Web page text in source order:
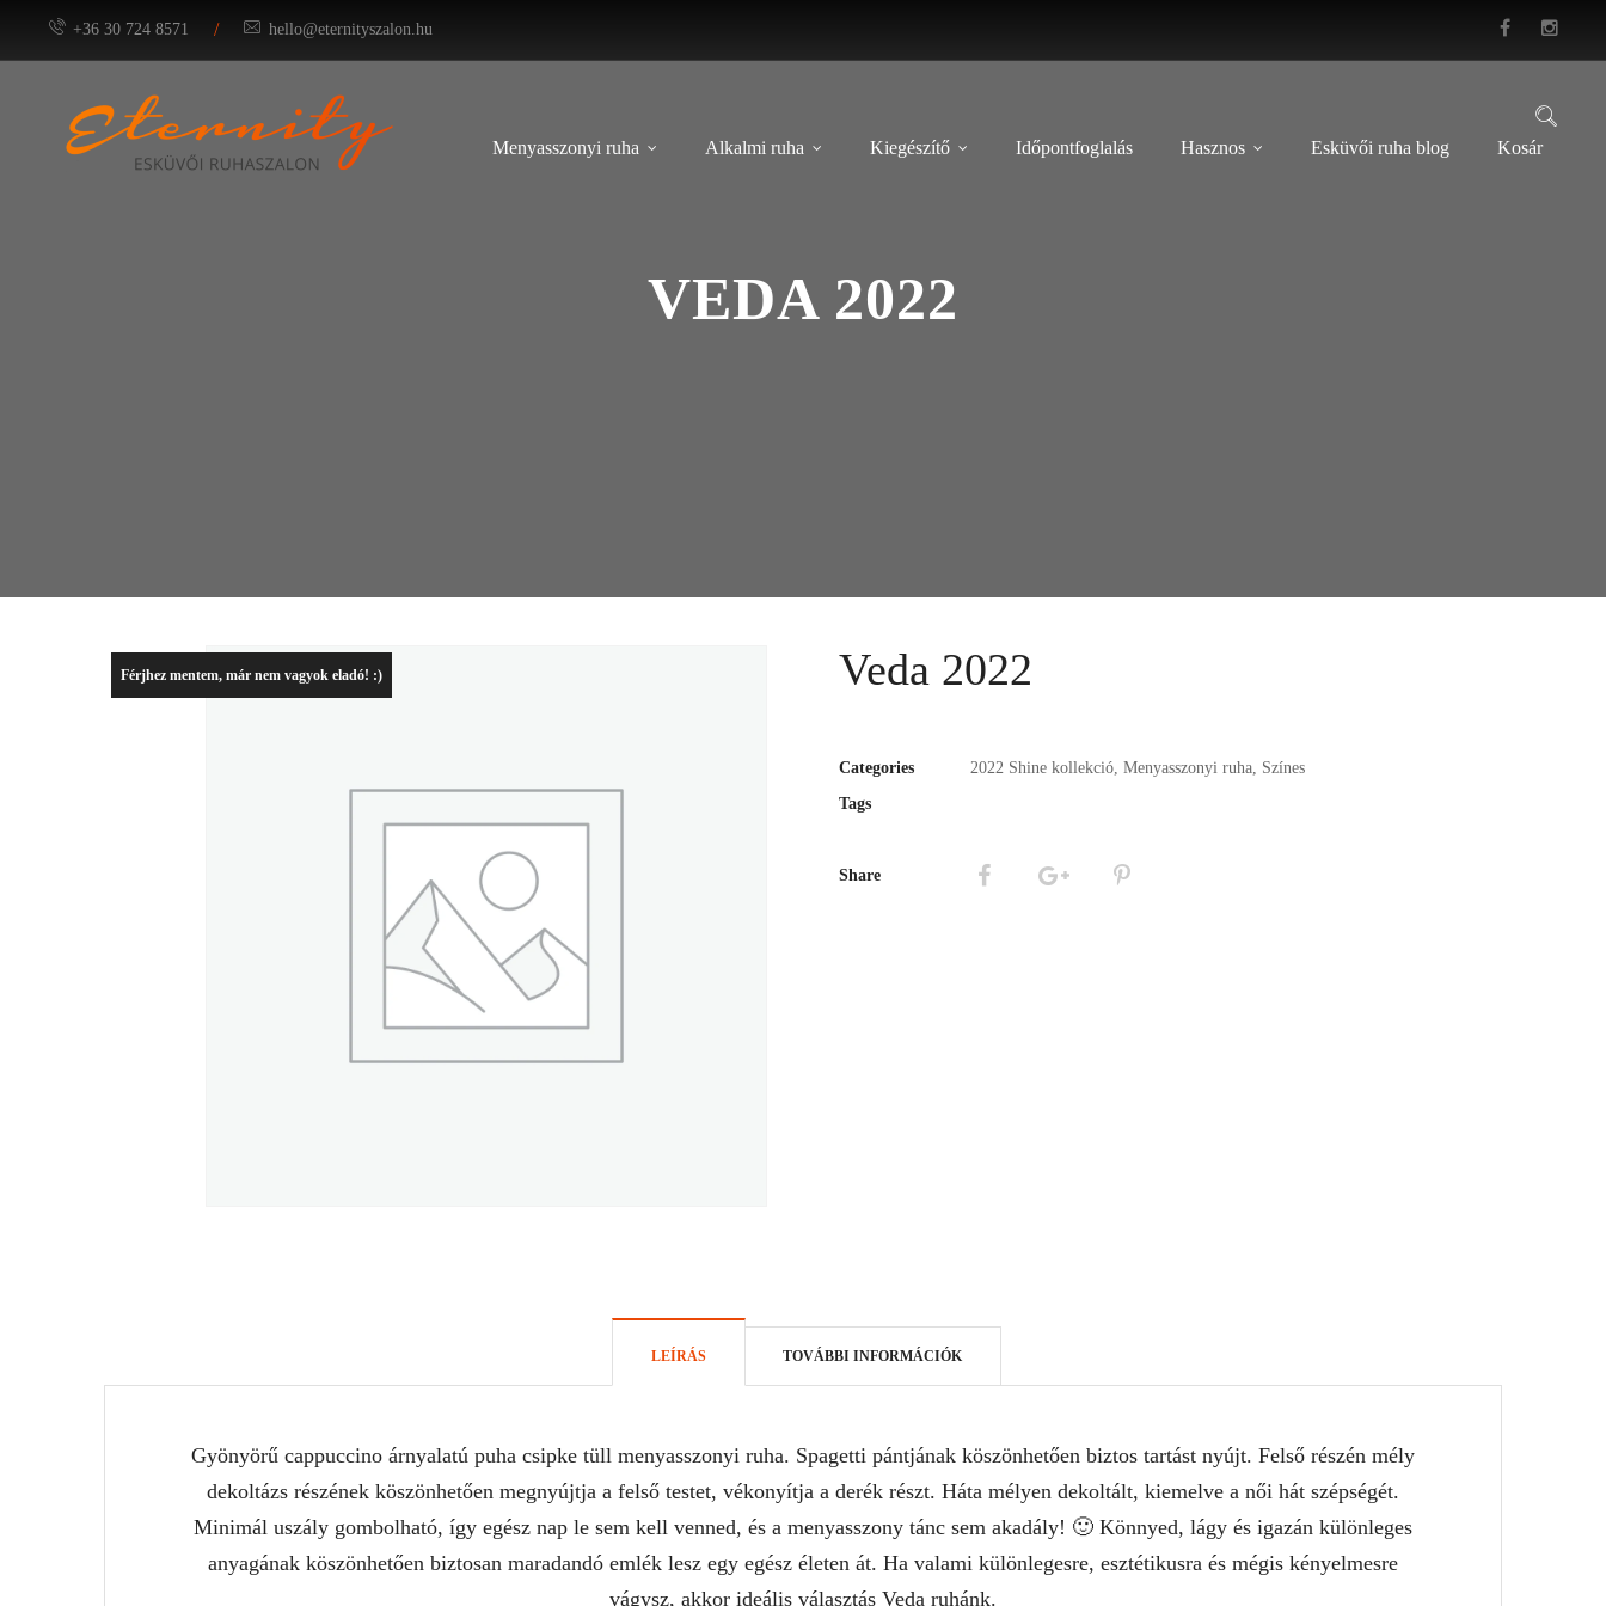
+36 30 724 8571 / hello@eternityszalon.hu
Menyasszonyi ruha Alkalmi ruha Kiegészítő Időpontfoglalás Hasznos Esküvői ruha blog Kosár
VEDA 2022
Férjhez mentem, már nem vagyok eladó! :) Veda 2022
Categories 2022 Shine kollekció, Menyasszonyi ruha, Színes
Tags
Share
LEÍRÁS TOVÁBBI INFORMÁCIÓK
Gyönyörű cappuccino árnyalatú puha csipke tüll menyasszonyi ruha. Spagetti pántjának köszönhetően biztos tartást nyújt. Felső részén mély
dekoltázs részének köszönhetően megnyújtja a felső testet, vékonyítja a derék részt. Háta mélyen dekoltált, kiemelve a női hát szépségét.
Minimál uszály gombolható, így egész nap le sem kell venned, és a menyasszony tánc sem akadály! 🙂 Könnyed, lágy és igazán különleges
anyagának köszönhetően biztosan maradandó emlék lesz egy egész életen át. Ha valami különlegesre, esztétikusra és mégis kényelmesre
vágysz, akkor ideális választás Veda ruhánk.